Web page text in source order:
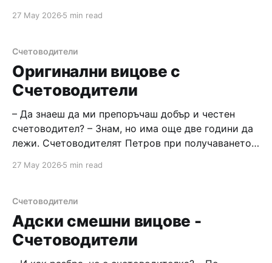
на приятел и т.н.) Българско е да изкарваш два
години
27 May 2026 5 min read
Счетоводители
Оригинални вицове с
Счетоводители
– Да знаеш да ми препоръчаш добър и честен
счетоводител? – Знам, но има още две години да
лежи. Счетоводителят Петров при получаването
своя шеф. – В нашия офис всички ползват
предпочита "Армани", шефката на продажбите
"Гучи&
27 May 2026 5 min read
Счетоводители
Адски смешни вицове -
Счетоводители